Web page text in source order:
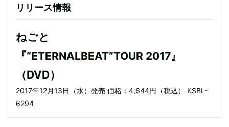
リリース情報
ねごと
『“ETERNALBEAT”TOUR 2017』
（DVD）
2017年12月13日（水）発売 価格：4,644円（税込） KSBL-
6294